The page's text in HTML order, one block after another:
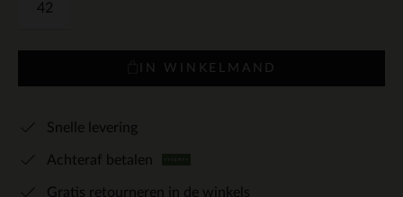
42
IN WINKELMAND
Snelle levering
Achteraf betalen
Gratis retourneren in de winkels